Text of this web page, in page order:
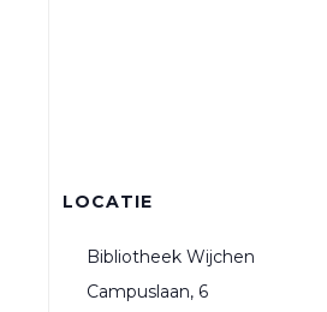
LOCATIE
Bibliotheek Wijchen
Campuslaan, 6